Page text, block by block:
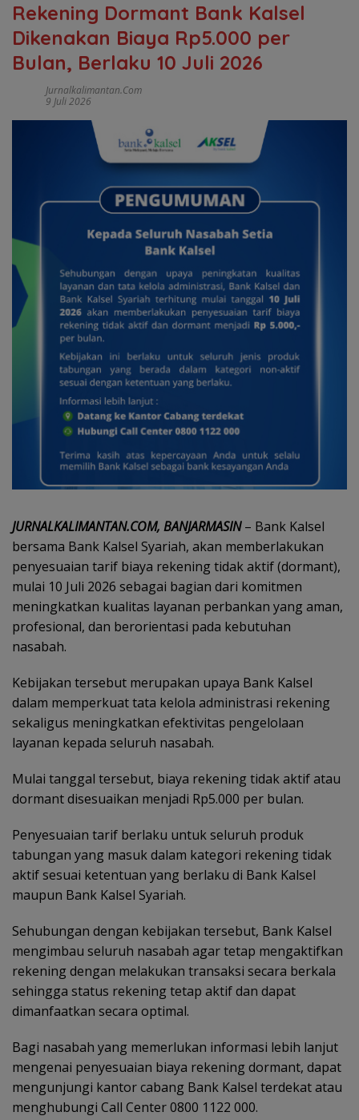
Rekening Dormant Bank Kalsel
Dikenakan Biaya Rp5.000 per
Bulan, Berlaku 10 Juli 2026
Jurnalkalimantan.com
9 Juli 2026
JURNALKALIMANTAN.COM, BANJARMASIN– Bank Kalsel
bersama Bank Kalsel Syariah, akan memberlakukan
penyesuaian tarif biaya rekening tidak aktif (dormant),
mulai 10 Juli 2026 sebagai bagian dari komitmen
meningkatkan kualitas layanan perbankan yang aman,
profesional, dan berorientasi pada kebutuhan
nasabah.
Kebijakan tersebut merupakan upaya Bank Kalsel
dalam memperkuat tata kelola administrasi rekening
sekaligus meningkatkan efektivitas pengelolaan
layanan kepada seluruh nasabah.
Mulai tanggal tersebut, biaya rekening tidak aktif atau
dormant disesuaikan menjadi Rp5.000 per bulan.
Penyesuaian tarif berlaku untuk seluruh produk
tabungan yang masuk dalam kategori rekening tidak
aktif sesuai ketentuan yang berlaku di Bank Kalsel
maupun Bank Kalsel Syariah.
Sehubungan dengan kebijakan tersebut, Bank Kalsel
mengimbau seluruh nasabah agar tetap mengaktifkan
rekening dengan melakukan transaksi secara berkala
sehingga status rekening tetap aktif dan dapat
dimanfaatkan secara optimal.
Bagi nasabah yang memerlukan informasi lebih lanjut
mengenai penyesuaian biaya rekening dormant, dapat
mengunjungi kantor cabang Bank Kalsel terdekat atau
menghubungi Call Center 0800 1122 000.